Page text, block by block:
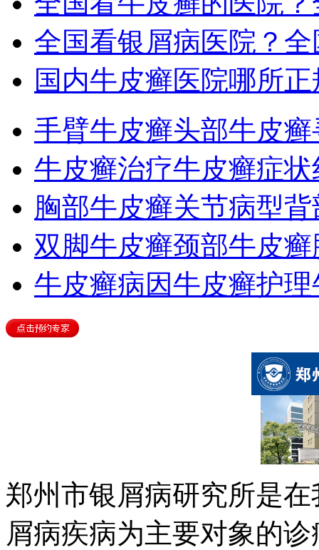
全国看银屑病医院？
国内牛皮癣医院哪所正
手臂牛皮癣头部牛皮癣
牛皮癣治疗牛皮癣症状
胸部牛皮癣关节病型背
双脚牛皮癣颈部牛皮癣
牛皮癣病因牛皮癣护理
郑州市银屑病研究所是
屑病疾病为主要对象的